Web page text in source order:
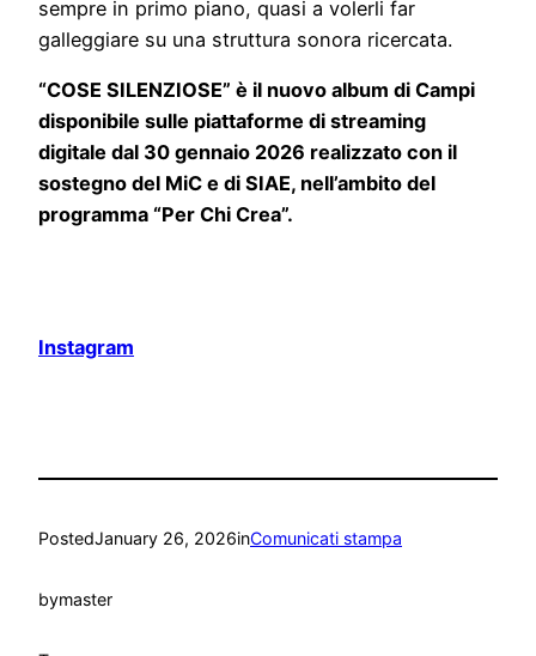
sempre in primo piano, quasi a volerli far
galleggiare su una struttura sonora ricercata.
“COSE SILENZIOSE” è il nuovo album di Campi
disponibile sulle piattaforme di streaming
digitale dal 30 gennaio 2026 realizzato con il
sostegno del MiC e di SIAE, nell’ambito del
programma “Per Chi Crea”.
Instagram
PostedJanuary 26, 2026inComunicati stampa
bymaster